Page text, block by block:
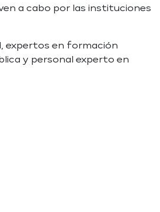
a cabo por las instituciones
expertos en formación
y personal experto en